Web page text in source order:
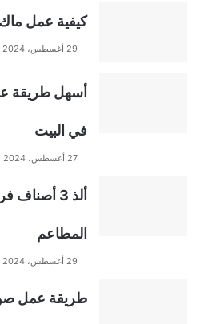
كيفية عمل ماك اند
29 أغسطس، 2024
أسهل طريقة
في البيت
27 أغسطس، 2024
ألذ 3
المطاعم
29 أغسطس، 2024
طريقة عمل